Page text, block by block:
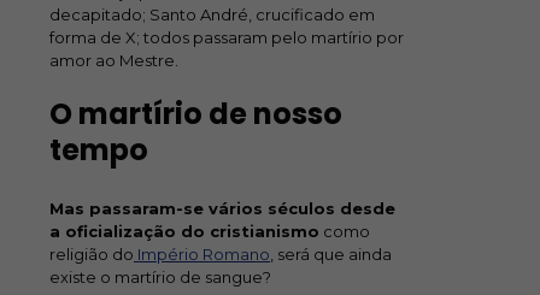
decapitado; Santo André, crucificado em
forma de X; todos passaram pelo martírio por
amor ao Mestre.
O martírio de nosso
tempo
Mas passaram-se vários séculos desde
a oficialização do cristianismo como
religião do Império Romano, será que ainda
existe o martírio de sangue?